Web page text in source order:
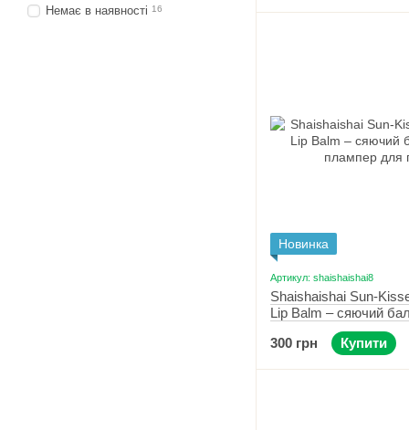
Новинка
Артикул: shaishaishai8
Shaishaishai Sun-
Lip Balm – сяючий
плампер для губ 05
300 грн
Купити
Немає в наявності 16